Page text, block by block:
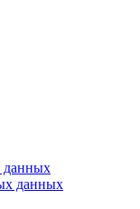
данных
данных